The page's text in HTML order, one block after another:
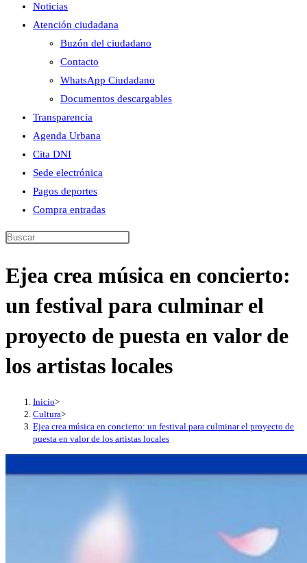
Noticias
Atención ciudadana
Buzón del ciudadano
Contacto
WhatsApp Ciudadano
Documentos descargables
Transparencia
Agenda Urbana
Cita DNI
Sede electrónica
Pagos deportes
Compra entradas
Buscar
esta
web
Ejea crea música en concierto:
un festival para culminar el
proyecto de puesta en valor de
los artistas locales
Inicio>
Cultura>
Ejea crea música en concierto: un festival para culminar el proyecto de
puesta en valor de los artistas locales